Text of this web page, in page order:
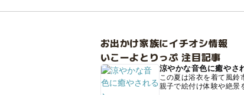
お出かけ家族にイチオシ情報
いこーよとりっぷ 注目記事
涼やかな音色に癒やさ
この夏は浴衣を着て風鈴
親子で絵付け体験や絶景